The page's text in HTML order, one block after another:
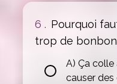
6 . Pourquoi
trop de
A) Ça
causer des